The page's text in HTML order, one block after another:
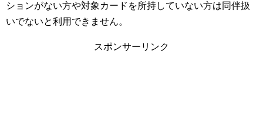
ションがない方や対象カードを所持していない方は同伴扱
いでないと利用できません。
スポンサーリンク